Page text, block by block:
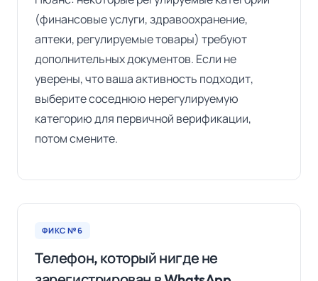
(финансовые услуги, здравоохранение,
аптеки, регулируемые товары) требуют
дополнительных документов. Если не
уверены, что ваша активность подходит,
выберите соседнюю нерегулируемую
категорию для первичной верификации,
потом смените.
ФИКС №6
Телефон, который нигде не